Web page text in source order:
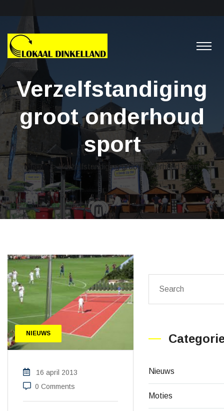
Verzelfstandiging
groot onderhoud
sport
Nieuws> Verzelfstandiging groot onderhoud sport
NIEUWS
16 april 2013
0 Comments
Nieuws
Moties